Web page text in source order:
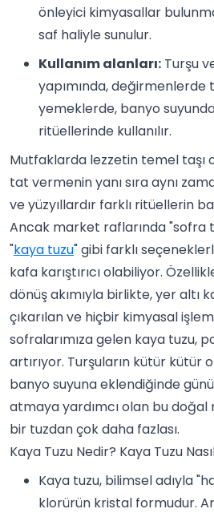
önleyici kimyasallar
saf haliyle sunulur.
Kullanım alanları: Turşu
yapımında,
yemeklerde, banyo
ritüellerinde kullanılır.
Mutfaklarda lezzetin temel taşı
tat vermenin yanı sıra aynı
ve yüzyıllardır farklı ritüellerin
Ancak market raflarında "sofra
"kaya tuzu" gibi farklı
kafa karıştırıcı olabiliyor.
dönüş akımıyla birlikte, yer altı
çıkarılan ve hiçbir kimyasal
sofralarımıza gelen kaya tuzu,
artırıyor. Turşuların kütür kütür
banyo suyuna eklendiğinde
atmaya yardımcı olan bu doğal
bir tuzdan çok daha fazlası.
Kaya Tuzu Nedir? Kaya Tuzu
Kaya tuzu, bilimsel adıyla
klorürün kristal formudur.